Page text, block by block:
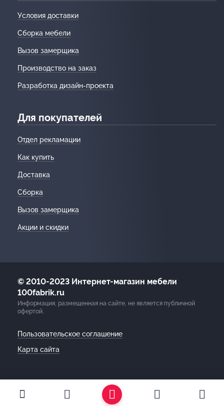
Условия доставки
Сборка мебели
Вызов замерщика
Производство на заказ
Разработка дизайн-проекта
Для покупателей
Отдел рекламации
Как купить
Доставка
Сборка
Вызов замерщика
Акции и скидки
© 2010-2023 Интернет-магазин мебели
100fabrik.ru
Информация, размещенная на сайте, не является публичной
офертой.
Пользовательское соглашение
Карта сайта